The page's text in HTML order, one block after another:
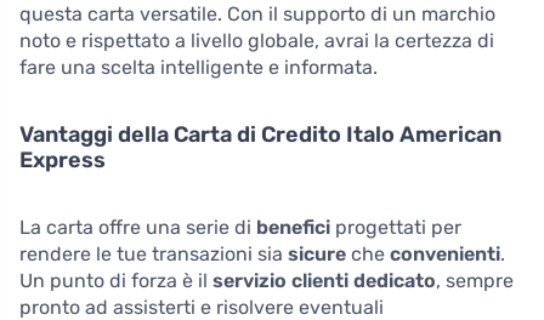
questa carta versatile. Con il supporto di un marchio
noto e rispettato a livello globale, avrai la certezza di
fare una scelta intelligente e informata.
Vantaggi della Carta di Credito Italo American
Express
La carta offre una serie di benefici progettati per
rendere le tue transazioni sia sicure che convenienti.
Un punto di forza è il servizio clienti dedicato, sempre
pronto ad assisterti e risolvere eventuali